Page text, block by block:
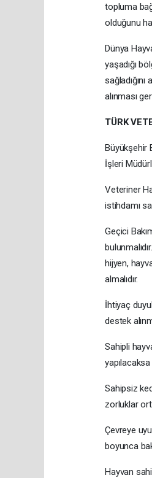
topluma
olduğunu
Dünya
yaşadığı
alınması
TÜRK
Büyükşehir
İşleri
Veteriner
istihdamı
Geçici
hijyen,
almalıdır.
İhtiyaç
destek
Sahipli
Sahipsiz
zorluklar
Çevreye
boyunca
Hayvan